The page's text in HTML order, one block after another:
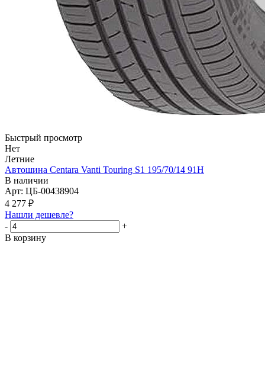
Быстрый просмотр
Нет
Летние
Автошина Centara Vanti Touring S1 195/70/14 91H
В наличии
Арт: ЦБ-00438904
4 277 ₽
Нашли дешевле?
-
+
В корзину